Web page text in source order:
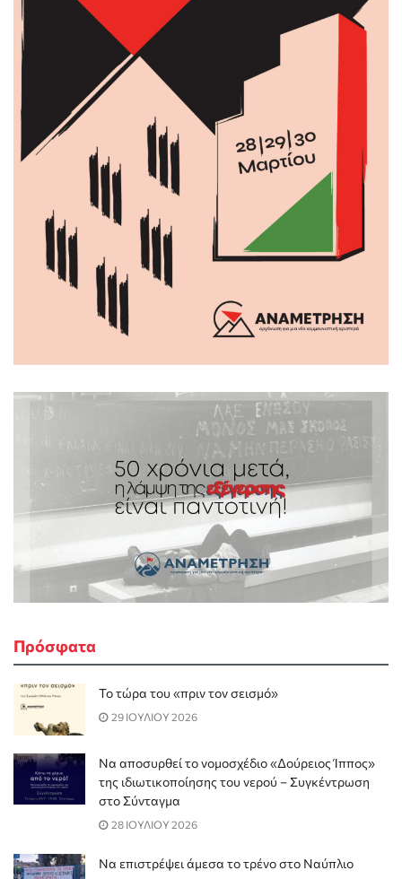
Πρόσφατα
Το τώρα του «πριν τον σεισμό»
29 ΙΟΥΛΙΟΥ 2026
Να αποσυρθεί το νομοσχέδιο «Δούρειος Ίππος»
της ιδιωτικοποίησης του νερού – Συγκέντρωση
στο Σύνταγμα
28 ΙΟΥΛΙΟΥ 2026
Να επιστρέψει άμεσα το τρένο στο Ναύπλιο